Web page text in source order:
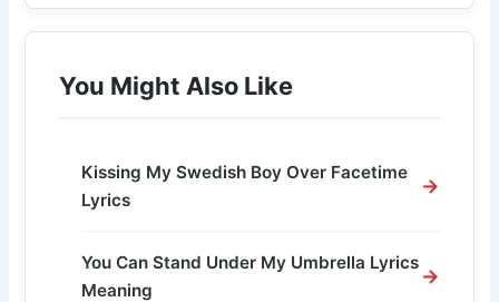
You Might Also Like
Kissing My Swedish Boy Over Facetime
Lyrics
You Can Stand Under My Umbrella Lyrics
Meaning